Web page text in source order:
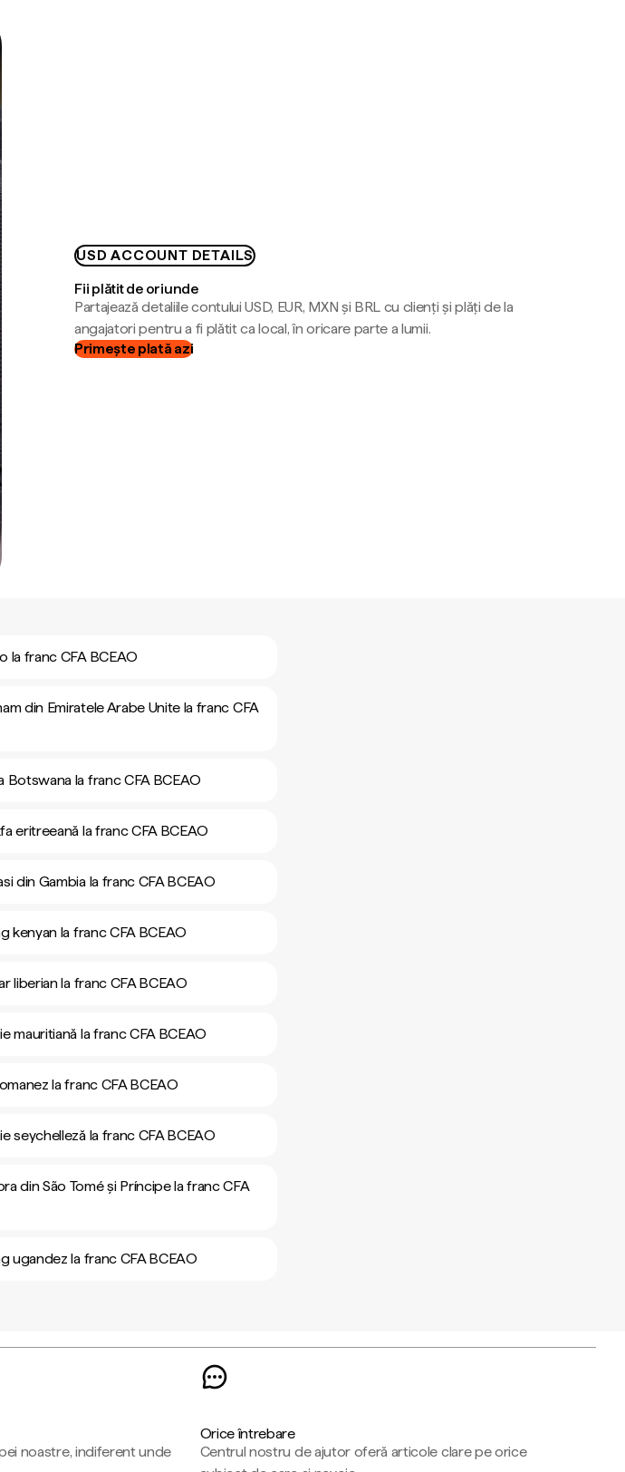
USD ACCOUNT DETAILS
Fii plătit de oriunde
Partajează detaliile contului USD, EUR, MXN și BRL cu clienți și plăți de la
angajatori pentru a fi plătit ca local, în oricare parte a lumii.
Primește plată azi
la franc CFA BCEAO
din Emiratele Arabe Unite la franc CFA
Botswana la franc CFA BCEAO
eritreeană la franc CFA BCEAO
din Gambia la franc CFA BCEAO
kenyan la franc CFA BCEAO
liberian la franc CFA BCEAO
mauritiană la franc CFA BCEAO
la franc CFA BCEAO
seychelleză la franc CFA BCEAO
din São Tomé și Príncipe la franc CFA
ugandez la franc CFA BCEAO
noastre, indiferent unde
Orice întrebare
Centrul nostru de ajutor oferă articole clare pe orice